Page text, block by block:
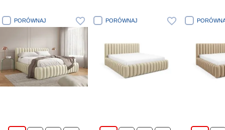
PORÓWNAJ PORÓWNAJ